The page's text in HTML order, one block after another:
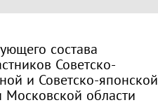
состава
Советско-
и Советско-японской
области